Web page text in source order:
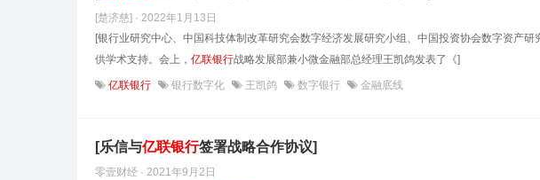
[楚济慈] · 2022年1月13日
[银行业研究中心、中国科技体制改革研究会数字经济发展研究小组、中国投资协会数字资产
供学术支持。会上， 亿联银行战略发展部兼小微金融部总经理王凯鸽发表了《]
亿联银行 银行数字化 王凯鸽 数字银行 金融底线
[乐信与亿联银行签署战略合作协议]
零壹财经 · 2021年9月2日